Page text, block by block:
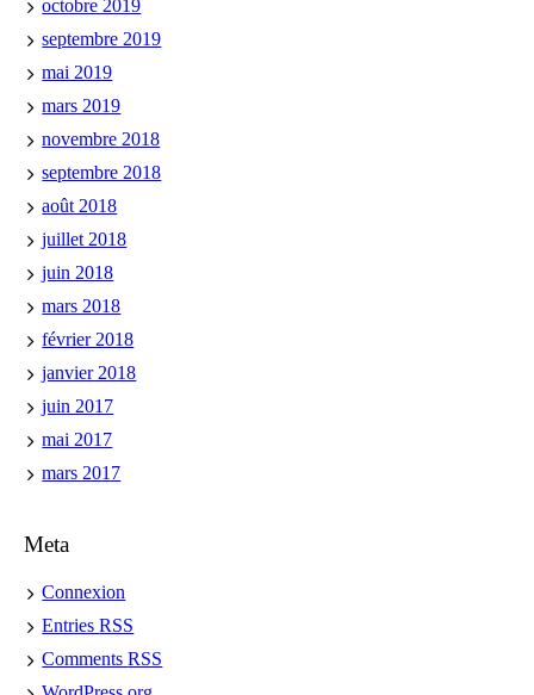
octobre 2019
septembre 2019
mai 2019
mars 2019
novembre 2018
septembre 2018
août 2018
juillet 2018
juin 2018
mars 2018
février 2018
janvier 2018
juin 2017
mai 2017
mars 2017
Meta
Connexion
EntriesRSS
CommentsRSS